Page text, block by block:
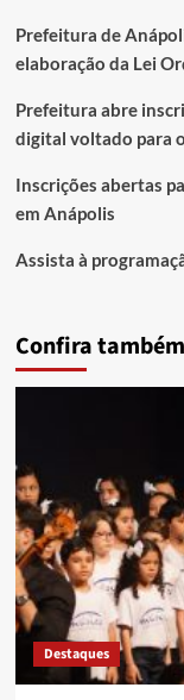
Prefeitura de
elaboração da Lei
Prefeitura abre
digital voltado para
Inscrições abertas
em Anápolis
Assista à
Confira também
Destaques